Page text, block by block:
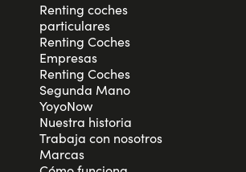
Renting coches
particulares
Renting Coches
Empresas
Renting Coches
Segunda Mano
YoyoNow
Nuestra historia
Trabaja con nosotros
Marcas